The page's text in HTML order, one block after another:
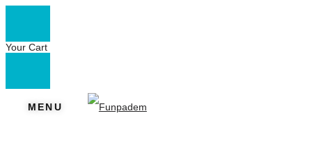
Your Cart
MENU